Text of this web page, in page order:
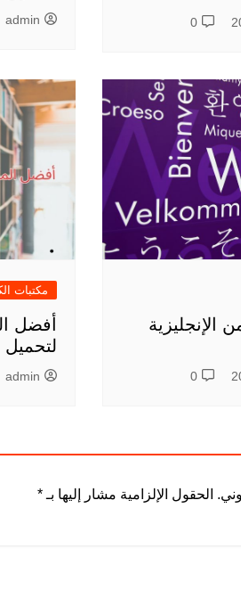
0
admin
الإنجليزية
0
مكتبات
أفضل
لتحميل
admin
الحقول الإلزامية مشار إليها بـ *